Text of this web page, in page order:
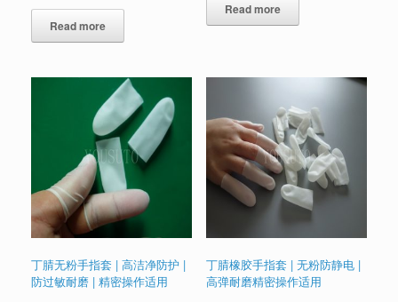
Read more
Read more
丁腈无粉手指套 | 高洁净防护 |
防过敏耐磨 | 精密操作适用
丁腈橡胶手指套 | 无粉防静电 |
高弹耐磨精密操作适用